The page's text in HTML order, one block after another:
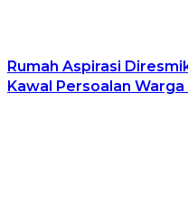
Rumah Aspirasi
Kawal Persoalan